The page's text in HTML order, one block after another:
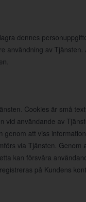
dennes
användning av Tjänsten.
Cookies är små
vid användande av
genom att viss
via Tjänsten. Genom
kan försvåra
på Kundens